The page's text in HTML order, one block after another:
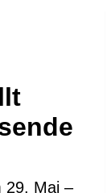
29. Mai –